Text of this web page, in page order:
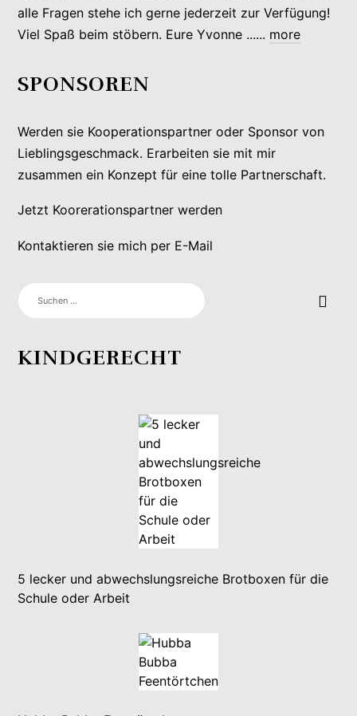
alle Fragen stehe ich gerne jederzeit zur Verfügung!
Viel Spaß beim stöbern. Eure Yvonne ...... more
SPONSOREN
Werden sie Kooperationspartner oder Sponsor von
Lieblingsgeschmack. Erarbeiten sie mit mir
zusammen ein Konzept für eine tolle Partnerschaft.
Jetzt Koorerationspartner werden
Kontaktieren sie mich per E-Mail
SUCHEN
NACH:
KINDGERECHT
5 lecker und abwechslungsreiche Brotboxen für die
Schule oder Arbeit